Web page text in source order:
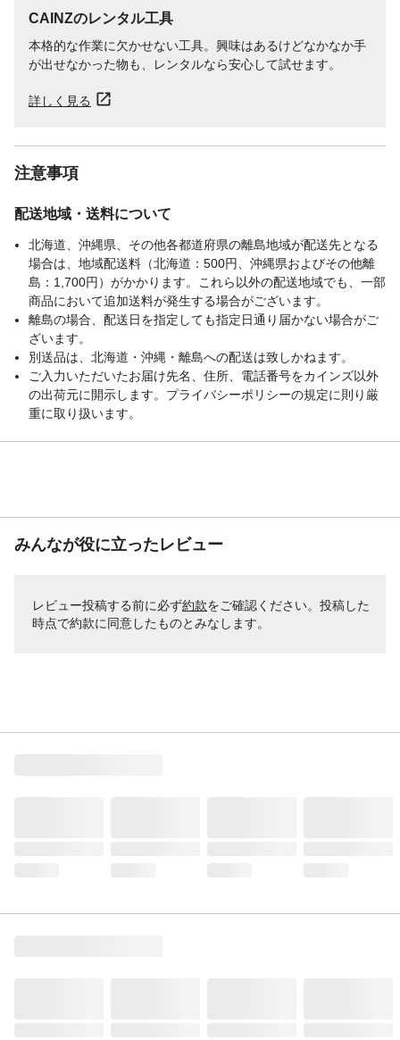
CAINZのレンタル工具
本格的な作業に欠かせない工具。興味はあるけどなかなか手
が出せなかった物も、レンタルなら安心して試せます。
詳しく見る
注意事項
配送地域・送料について
北海道、沖縄県、その他各都道府県の離島地域が配送先となる
場合は、地域配送料（北海道：500円、沖縄県およびその他離
島：1,700円）がかかります。これら以外の配送地域でも、一部
商品において追加送料が発生する場合がございます。
離島の場合、配送日を指定しても指定日通り届かない場合がご
ざいます。
別送品は、北海道・沖縄・離島への配送は致しかねます。
ご入力いただいたお届け先名、住所、電話番号をカインズ以外
の出荷元に開示します。プライバシーポリシーの規定に則り厳
重に取り扱います。
みんなが役に立ったレビュー
レビュー投稿する前に必ず約款をご確認ください。投稿した
時点で約款に同意したものとみなします。